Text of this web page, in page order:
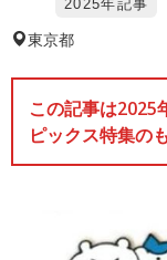
2025年記事
東京都
この記事は2025
ピックス特集の